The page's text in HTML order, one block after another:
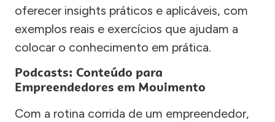
oferecer insights práticos e aplicáveis, com
exemplos reais e exercícios que ajudam a
colocar o conhecimento em prática.
Podcasts: Conteúdo para
Empreendedores em Movimento
Com a rotina corrida de um empreendedor,